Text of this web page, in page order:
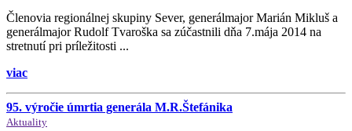
Členovia regionálnej skupiny Sever, generálmajor Marián Mikluš a
generálmajor Rudolf Tvaroška sa zúčastnili dňa 7.mája 2014 na
stretnutí pri príležitosti ...
viac
95. výročie úmrtia generála M.R.Štefánika
Aktuality